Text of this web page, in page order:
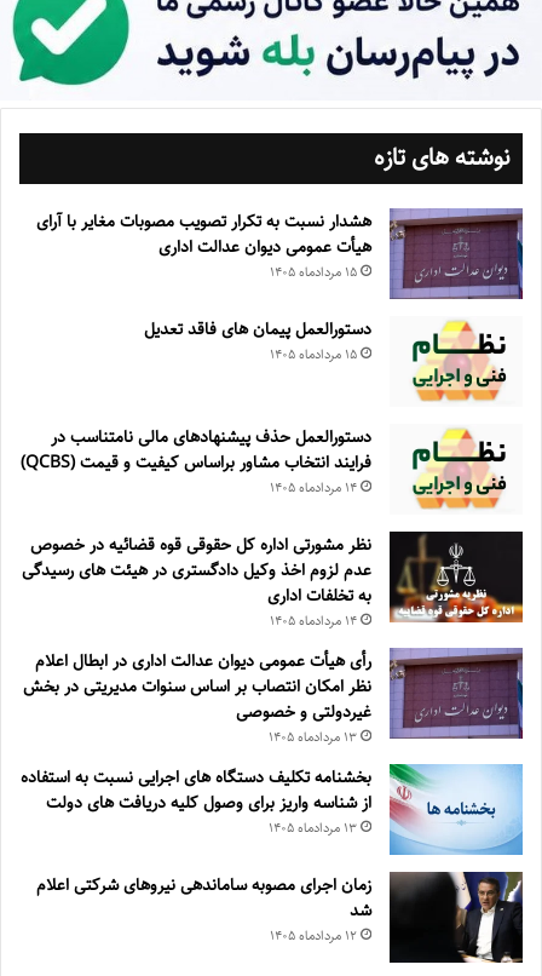
نوشته های تازه
هشدار نسبت به تکرار تصویب مصوبات مغایر با آرای
هیأت عمومی دیوان عدالت اداری
۱۵ مرداد‌ماه ۱۴۰۵
دستورالعمل پیمان های فاقد تعدیل
۱۵ مرداد‌ماه ۱۴۰۵
دستورالعمل حذف پيشنهادهای مالی نامتناسب در
فرايند انتخاب مشاور براساس كيفيت و قيمت (QCBS)
۱۴ مرداد‌ماه ۱۴۰۵
نظر مشورتی اداره کل حقوقی قوه قضائیه در خصوص
عدم لزوم اخذ وکیل دادگستری در هیئت های رسیدگی
به تخلفات اداری
۱۴ مرداد‌ماه ۱۴۰۵
رأی هیأت عمومی دیوان عدالت اداری در ابطال اعلام
نظر امکان انتصاب بر اساس سنوات مدیریتی در بخش
غیردولتی و خصوصی
۱۳ مرداد‌ماه ۱۴۰۵
بخشنامه تکلیف دستگاه های اجرایی نسبت به استفاده
از شناسه واریز برای وصول کلیه دریافت های دولت
۱۳ مرداد‌ماه ۱۴۰۵
زمان اجرای مصوبه ساماندهی نیروهای شرکتی اعلام
شد
۱۲ مرداد‌ماه ۱۴۰۵